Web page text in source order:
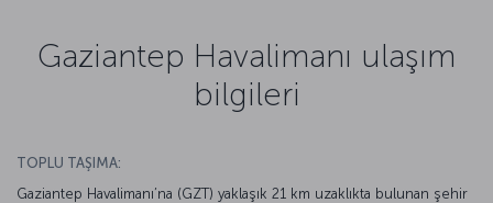
Gaziantep Havalimanı ulaşım
bilgileri
TOPLU TAŞIMA:
Gaziantep Havalimanı’na (GZT) yaklaşık 21 km uzaklıkta bulunan şehir